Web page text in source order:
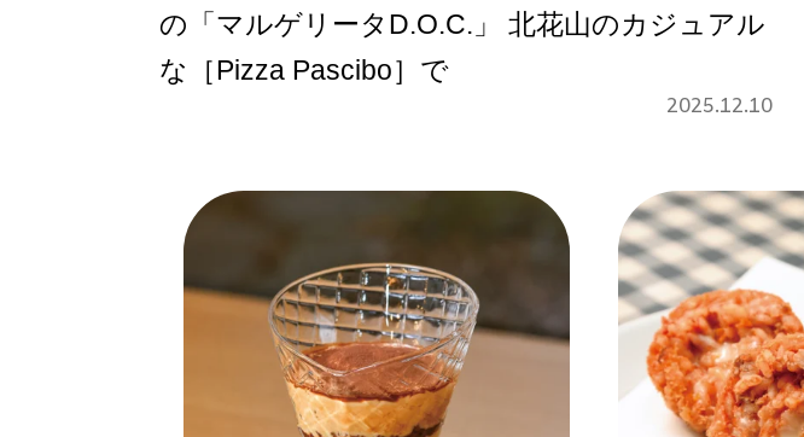
チケットプレゼント応募
の「マルゲリータD.O.C.」 北花山のカジュアル
な［Pizza Pascibo］で
2025.12.10